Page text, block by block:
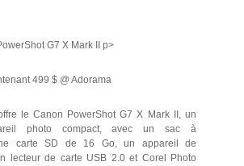
G7 X Mark II p>
499 $ @ Adorama
le Canon PowerShot G7 X Mark II, un
photo compact, avec un sac à
carte SD de 16 Go, un appareil de
lecteur de carte USB 2.0 et Corel Photo